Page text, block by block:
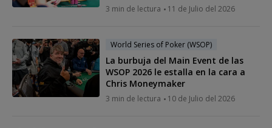
3 min de lectura 11 de Julio del 2026
World Series of Poker (WSOP)
La burbuja del Main Event de las
WSOP 2026 le estalla en la cara a
Chris Moneymaker
3 min de lectura 10 de Julio del 2026